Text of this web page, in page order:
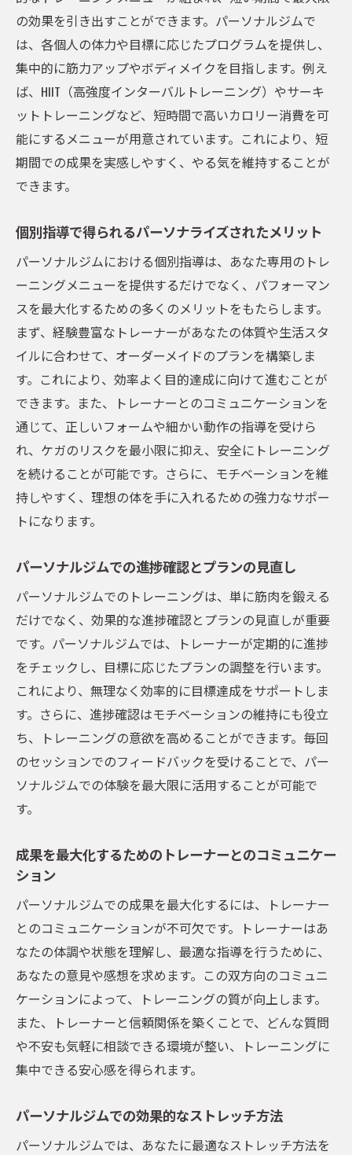
の効果を引き出すことができます。パーソナルジムで
は、各個人の体力や目標に応じたプログラムを提供し、
集中的に筋力アップやボディメイクを目指します。例え
ば、HIIT（高強度インターバルトレーニング）やサーキ
ットトレーニングなど、短時間で高いカロリー消費を可
能にするメニューが用意されています。これにより、短
期間での成果を実感しやすく、やる気を維持することが
できます。
個別指導で得られるパーソナライズされたメリット
パーソナルジムにおける個別指導は、あなた専用のトレ
ーニングメニューを提供するだけでなく、パフォーマン
スを最大化するための多くのメリットをもたらします。
まず、経験豊富なトレーナーがあなたの体質や生活スタ
イルに合わせて、オーダーメイドのプランを構築しま
す。これにより、効率よく目的達成に向けて進むことが
できます。また、トレーナーとのコミュニケーションを
通じて、正しいフォームや細かい動作の指導を受けら
れ、ケガのリスクを最小限に抑え、安全にトレーニング
を続けることが可能です。さらに、モチベーションを維
持しやすく、理想の体を手に入れるための強力なサポー
トになります。
パーソナルジムでの進捗確認とプランの見直し
パーソナルジムでのトレーニングは、単に筋肉を鍛える
だけでなく、効果的な進捗確認とプランの見直しが重要
です。パーソナルジムでは、トレーナーが定期的に進捗
をチェックし、目標に応じたプランの調整を行います。
これにより、無理なく効率的に目標達成をサポートしま
す。さらに、進捗確認はモチベーションの維持にも役立
ち、トレーニングの意欲を高めることができます。毎回
のセッションでのフィードバックを受けることで、パー
ソナルジムでの体験を最大限に活用することが可能で
す。
成果を最大化するためのトレーナーとのコミュニケー
ション
パーソナルジムでの成果を最大化するには、トレーナー
とのコミュニケーションが不可欠です。トレーナーはあ
なたの体調や状態を理解し、最適な指導を行うために、
あなたの意見や感想を求めます。この双方向のコミュニ
ケーションによって、トレーニングの質が向上します。
また、トレーナーと信頼関係を築くことで、どんな質問
や不安も気軽に相談できる環境が整い、トレーニングに
集中できる安心感を得られます。
パーソナルジムでの効果的なストレッチ方法
パーソナルジムでは、あなたに最適なストレッチ方法を